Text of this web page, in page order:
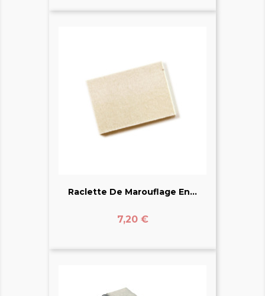
Raclette De Marouflage En...
Prix
7,20 €